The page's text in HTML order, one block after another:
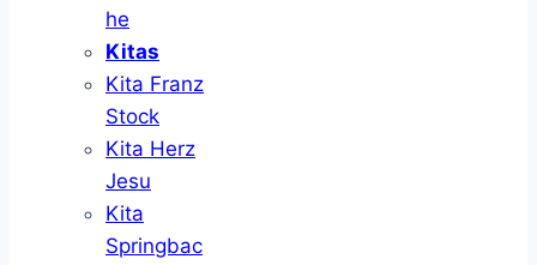
he
Kitas
Kita Franz
Stock
Kita Herz
Jesu
Kita
Springbac